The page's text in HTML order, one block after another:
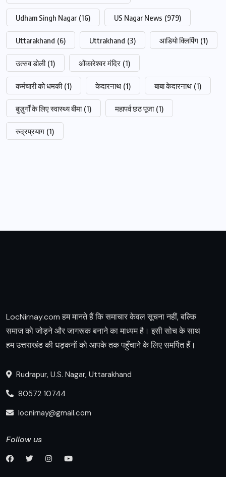
Udham Singh Nagar (16) US Nagar News (979)
Uttarakhand (6) Uttrakhand (3) आडियो क्लिपिंग (1)
उत्सव डोली (1) ओंकारेश्वर मंदिर (1)
कर्मचारी को धमकी (1) केदारनाथ (1) बाबा केदारनाथ (1)
बुज़ुर्गों के लिए स्वास्थ्य बीमा (1) महापर्व छठ पूजा (1)
रुद्रप्रयाग (1)
LocNirnay.com हम मानते हैं कि समाचार केवल सूचना नहीं, बल्कि
समाज को जोड़ने और जागरूक बनाने का माध्यम है। इसी सोच के साथ
हम उत्तराखंड की धड़कनों को आपके तक पहुँचाने के लिए समर्पित हैं।
Rudrapur, U.S. Nagar, Uttarakhand
80572 10744
locnirnay@gmail.com
Follow us